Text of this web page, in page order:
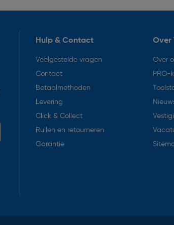
Hulp & Contact
Veelgestelde vragen
Contact
Betaalmethoden
Levering
Click & Collect
Ruilen en retourneren
Garantie
Over
Over
PRO-